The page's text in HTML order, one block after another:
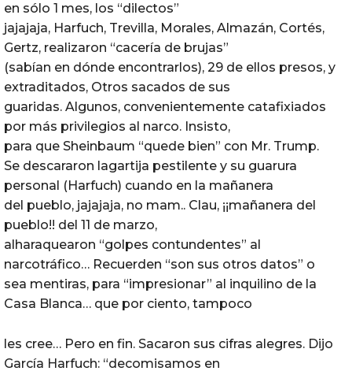
en sólo 1 mes, los “dilectos”
jajajaja, Harfuch, Trevilla, Morales, Almazán, Cortés,
Gertz, realizaron “cacería de brujas”
(sabían en dónde encontrarlos), 29 de ellos presos, y
extraditados, Otros sacados de sus
guaridas. Algunos, convenientemente catafixiados
por más privilegios al narco. Insisto,
para que Sheinbaum “quede bien” con Mr. Trump.
Se descararon lagartija pestilente y su guarura
personal (Harfuch) cuando en la mañanera
del pueblo, jajajaja, no mam.. Clau, ¡¡mañanera del
pueblo!! del 11 de marzo,
alharaquearon “golpes contundentes” al
narcotráfico… Recuerden “son sus otros datos” o
sea mentiras, para “impresionar” al inquilino de la
Casa Blanca… que por ciento, tampoco
les cree… Pero en fin. Sacaron sus cifras alegres. Dijo
García Harfuch: “decomisamos en